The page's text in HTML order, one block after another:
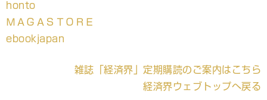
honto
ＭＡＧＡＳＴＯＲＥ
ebookjapan
雑誌「経済界」定期購読のご案内はこちら
経済界ウェブトップへ戻る